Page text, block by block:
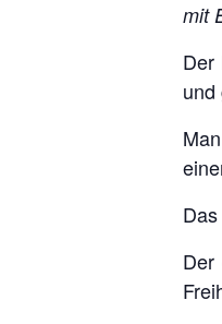
mit
Der
und